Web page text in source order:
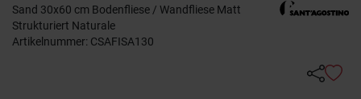
Sand 30x60 cm Bodenfliese / Wandfliese Matt
Strukturiert Naturale
Artikelnummer: CSAFISA130